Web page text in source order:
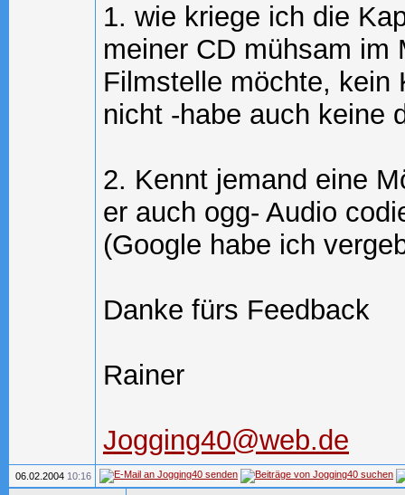
1. wie kriege ich die
meiner CD mühsam im
Filmstelle möchte, kein
nicht -habe auch keine
2. Kennt jemand eine
er auch ogg- Audio
(Google habe ich
Danke fürs Feedback
Rainer
Jogging40@web.de
06.02.2004 10:16